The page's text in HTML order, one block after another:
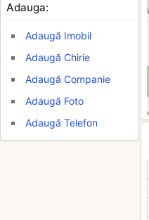
Adauga:
Adaugă Imobil
Adaugă Chirie
Adaugă Companie
Adaugă Foto
Adaugă Telefon